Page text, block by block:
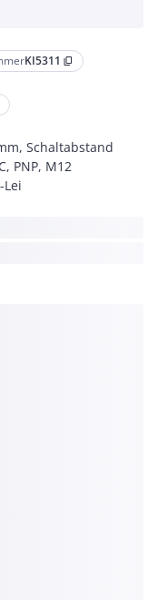
KI5311 content_copy
Schaltabstand
PNP, M12
Lei